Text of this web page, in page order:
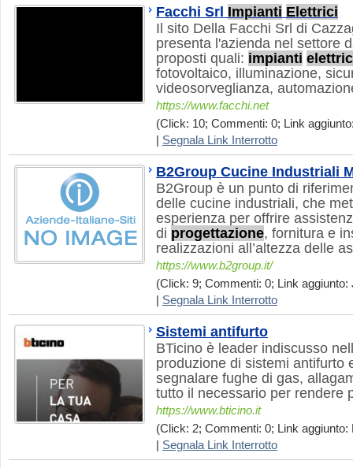
Facchi Srl Impianti Elettrici
Il sito Della Facchi Srl di
presenta l'azienda nel settore
proposti quali: impianti
fotovoltaico, illuminazione,
videosorveglianza,
https://www.facchi.net
(Click: 10; Commenti: 0; Link
Segnala Link Interrotto
B2Group Cucine Industriali
B2Group è un punto di
delle cucine industriali, che
esperienza per offrire
di progettazione, fornitura e
realizzazioni all’altezza delle
https://www.b2group.it/
(Click: 9; Commenti: 0; Link aggiunto:
Segnala Link Interrotto
Sistemi antifurto
BTicino è leader indiscusso
produzione di sistemi antifurto
segnalare fughe di gas,
tutto il necessario per rendere
https://www.bticino.it
(Click: 2; Commenti: 0; Link aggiunto:
Segnala Link Interrotto